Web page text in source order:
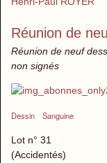
Réunion de
Réunion de neuf
non signés
Dessin Sanguine
Lot n° 31
(Accidentés)